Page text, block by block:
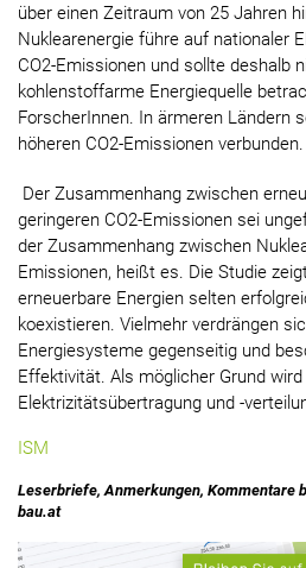
über einen Zeitraum von 25 Jahren
Nuklearenergie führe auf nationaler
CO2-Emissionen und sollte deshalb
kohlenstoffarme Energiequelle
ForscherInnen. In ärmeren Ländern
höheren CO2-Emissionen verbunden.
Der Zusammenhang zwischen
geringeren CO2-Emissionen sei
der Zusammenhang zwischen
Emissionen, heißt es. Die Studie
erneuerbare Energien selten
koexistieren. Vielmehr verdrängen
Energiesysteme gegenseitig und
Effektivität. Als möglicher Grund
Elektrizitätsübertragung und -
ISM
Leserbriefe, Anmerkungen, Kommentare
bau.at